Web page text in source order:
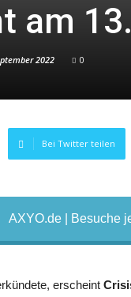
am
2022 0
Bei Twitter teilen
AXYO.de | Besuche
erscheint